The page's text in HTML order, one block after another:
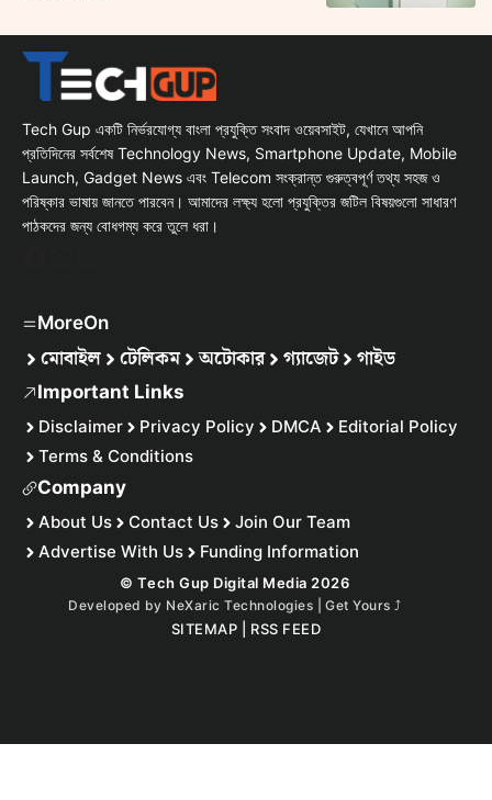
Tech Gup একটি নির্ভরযোগ্য বাংলা প্রযুক্তি সংবাদ ওয়েবসাইট, যেখানে আপনি
প্রতিদিনের সর্বশেষ Technology News, Smartphone Update, Mobile
Launch, Gadget News এবং Telecom সংক্রান্ত গুরুত্বপূর্ণ তথ্য সহজ ও
পরিষ্কার ভাষায় জানতে পারবেন। আমাদের লক্ষ্য হলো প্রযুক্তির জটিল বিষয়গুলো সাধারণ
পাঠকদের জন্য বোধগম্য করে তুলে ধরা।
MoreOn
মোবাইল টেলিকম অটোকার গ্যাজেট গাইড
Important Links
Disclaimer Privacy Policy DMCA
Editorial Policy
Terms & Conditions
Company
About Us Contact Us
Join Our Team
Advertise With Us
Funding Information
© Tech Gup Digital Media 2026
Developed by NeXaric Technologies | Get Yours⤴︎
SITEMAP RSS FEED